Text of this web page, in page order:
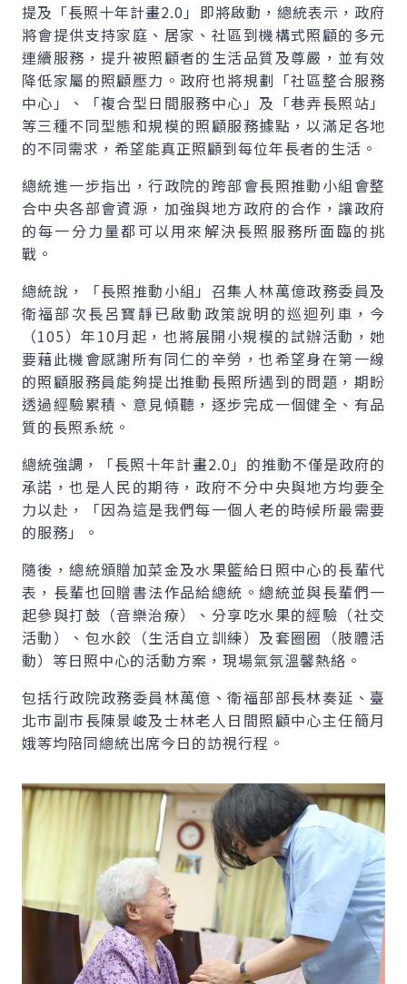
提及「長照十年計畫2.0」即將啟動，總統表示，政府
將會提供支持家庭、居家、社區到機構式照顧的多元
連續服務，提升被照顧者的生活品質及尊嚴，並有效
降低家屬的照顧壓力。政府也將規劃「社區整合服務
中心」、「複合型日間服務中心」及「巷弄長照站」
等三種不同型態和規模的照顧服務據點，以滿足各地
的不同需求，希望能真正照顧到每位年長者的生活。
總統進一步指出，行政院的跨部會長照推動小組會整
合中央各部會資源，加強與地方政府的合作，讓政府
的每一分力量都可以用來解決長照服務所面臨的挑
戰。
總統說，「長照推動小組」召集人林萬億政務委員及
衛福部次長呂寶靜已啟動政策說明的巡迴列車，今
（105）年10月起，也將展開小規模的試辦活動，她
要藉此機會感謝所有同仁的辛勞，也希望身在第一線
的照顧服務員能夠提出推動長照所遇到的問題，期盼
透過經驗累積、意見傾聽，逐步完成一個健全、有品
質的長照系統。
總統強調，「長照十年計畫2.0」的推動不僅是政府的
承諾，也是人民的期待，政府不分中央與地方均要全
力以赴，「因為這是我們每一個人老的時候所最需要
的服務」。
隨後，總統頒贈加菜金及水果籃給日照中心的長輩代
表，長輩也回贈書法作品給總統。總統並與長輩們一
起參與打鼓（音樂治療）、分享吃水果的經驗（社交
活動）、包水餃（生活自立訓練）及套圈圈（肢體活
動）等日照中心的活動方案，現場氣氛溫馨熱絡。
包括行政院政務委員林萬億、衛福部部長林奏延、臺
北市副市長陳景峻及士林老人日間照顧中心主任簡月
娥等均陪同總統出席今日的訪視行程。